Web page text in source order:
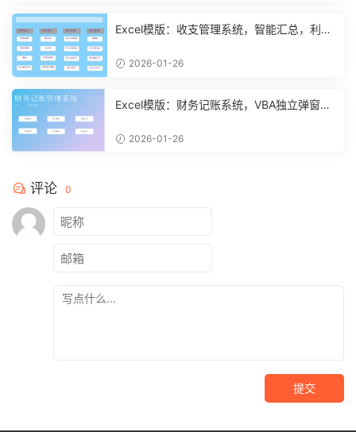
Excel模版：收支管理系统，智能汇总，利润
2026-01-26
Excel模版：财务记账系统，VBA独立弹窗，
2026-01-26
评论 0
提交